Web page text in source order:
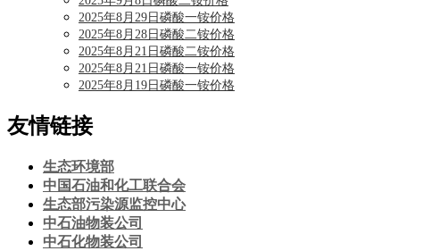
2025年8月29日磷酸一铵价格
2025年8月28日磷酸二铵价格
2025年8月21日磷酸二铵价格
2025年8月21日磷酸一铵价格
2025年8月19日磷酸一铵价格
友情链接
生态环境部
中国石油和化工联合会
生态部污染源监控中心
中石油物装公司
中石化物装公司